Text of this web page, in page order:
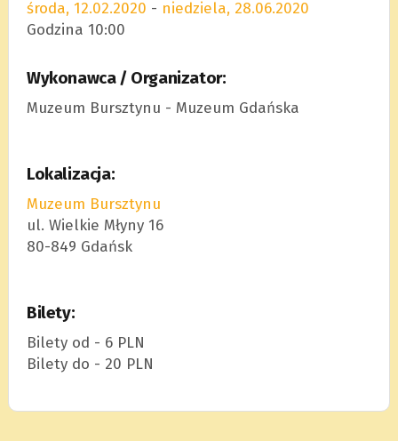
środa, 12.02.2020 - niedziela, 28.06.2020
Godzina 10:00
Wykonawca / Organizator:
Muzeum Bursztynu - Muzeum Gdańska
Lokalizacja:
Muzeum Bursz­tynu
ul. Wielkie Młyny 16
80-849 Gdańsk
Bilety:
Bilety od - 6 PLN
Bilety do - 20 PLN